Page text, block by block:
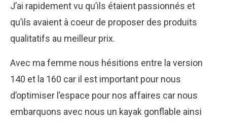
J’ai rapidement vu qu’ils étaient passionnés et
qu’ils avaient à coeur de proposer des produits
qualitatifs au meilleur prix.
Avec ma femme nous hésitions entre la version
140 et la 160 car il est important pour nous
d’optimiser l’espace pour nos affaires car nous
embarquons avec nous un kayak gonflable ainsi